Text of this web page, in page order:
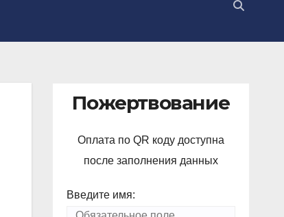
Пожертвование
Оплата по QR коду доступна
после заполнения данных
Введите имя: